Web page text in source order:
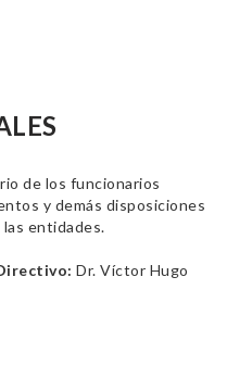
de los funcionarios
y demás disposiciones
entidades.
Dr. Víctor Hugo